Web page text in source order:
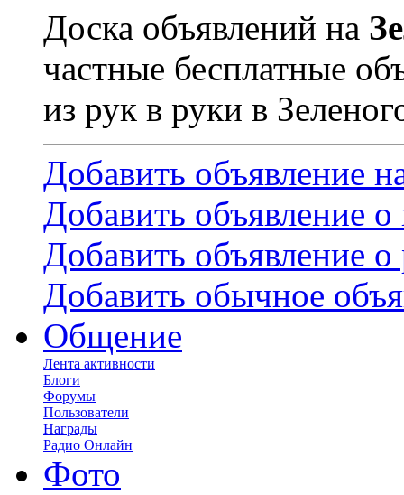
Доска объявлений на
частные бесплатные
из рук в руки в
Добавить объявление
Добавить объявление
Добавить объявление о
Добавить обычное
Общение
Лента активности
Блоги
Форумы
Пользователи
Награды
Радио Онлайн
Фото